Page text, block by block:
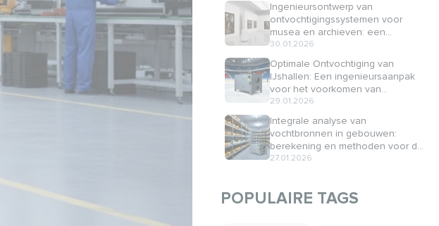
Ingenieursontwerp van
ontvochtigingssystemen voor
musea en archieven: een
technische aanpak
30.01.2026
Optimale Ontvochtiging van
IJshallen: Een ingenieursaanpak
voor het voorkomen van
condensatie en energiebesparing
29.01.2026
Integrale analyse van
vochtbronnen in gebouwen:
berekening en methoden voor de
beoordeling van vochttoetreding
27.01.2026
POPULAIRE TAGS